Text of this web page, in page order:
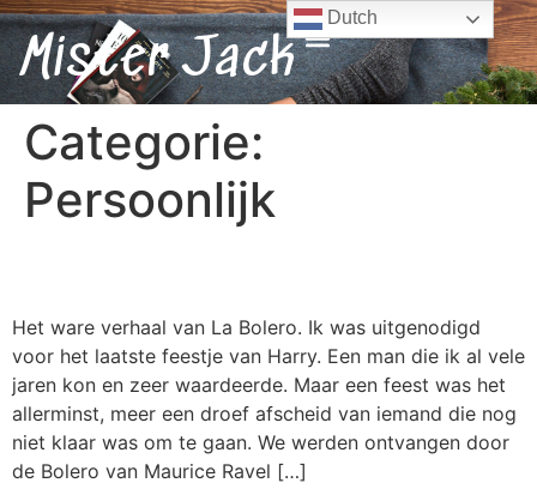
Mister Jack
Categorie:
Persoonlijk
Het ware verhaal van La Bolero. Ik was uitgenodigd
voor het laatste feestje van Harry. Een man die ik al vele
jaren kon en zeer waardeerde. Maar een feest was het
allerminst, meer een droef afscheid van iemand die nog
niet klaar was om te gaan. We werden ontvangen door
de Bolero van Maurice Ravel […]
Dutch